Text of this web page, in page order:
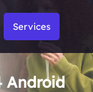
Services
Android